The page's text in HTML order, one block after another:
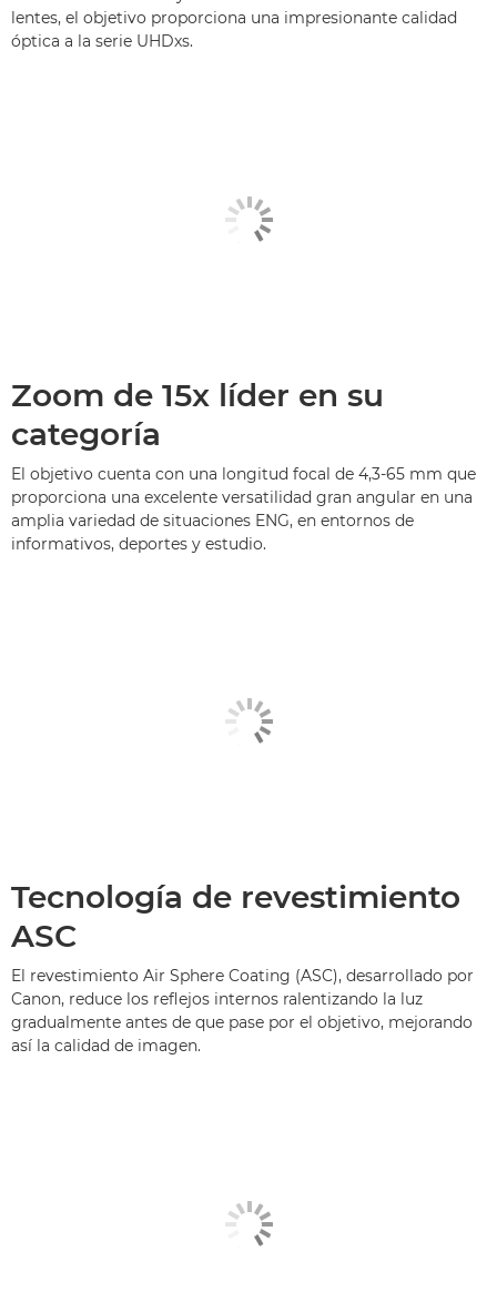
lentes, el objetivo proporciona una impresionante calidad
óptica a la serie UHDxs.
Zoom de 15x líder en su
categoría
El objetivo cuenta con una longitud focal de 4,3-65 mm que
proporciona una excelente versatilidad gran angular en una
amplia variedad de situaciones ENG, en entornos de
informativos, deportes y estudio.
Tecnología de revestimiento
ASC
El revestimiento Air Sphere Coating (ASC), desarrollado por
Canon, reduce los reflejos internos ralentizando la luz
gradualmente antes de que pase por el objetivo, mejorando
así la calidad de imagen.